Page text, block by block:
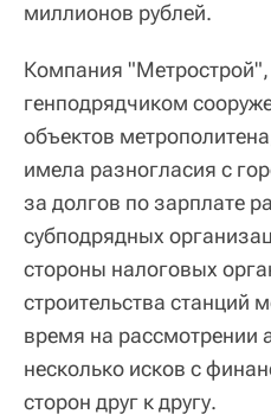
миллионов рублей.
Компания "Метрострой",
генподрядчиком
объектов
имела разногласия с
за долгов по зарплате
субподрядных
стороны налоговых
строительства станций
время на рассмотрении
несколько исков с
сторон друг к другу.